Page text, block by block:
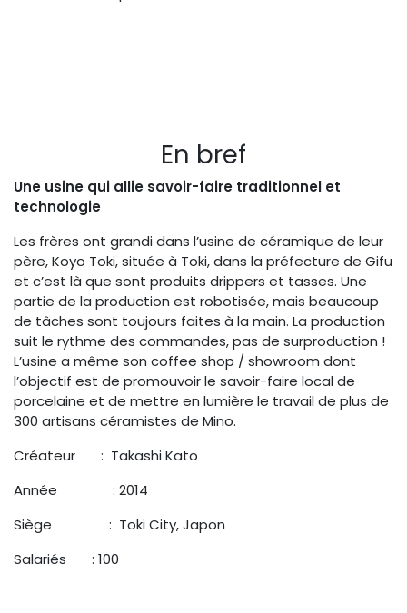
En bref
Une usine qui allie savoir-faire traditionnel et
technologie
Les frères ont grandi dans l’usine de céramique de leur
père, Koyo Toki, située à Toki, dans la préfecture de Gifu
et c’est là que sont produits drippers et tasses. Une
partie de la production est robotisée, mais beaucoup
de tâches sont toujours faites à la main. La production
suit le rythme des commandes, pas de surproduction !
L’usine a même son coffee shop / showroom dont
l’objectif est de promouvoir le savoir-faire local de
porcelaine et de mettre en lumière le travail de plus de
300 artisans céramistes de Mino.
Créateur : Takashi Kato
Année
​ : 2014
Siège
​ : Toki City, Japon
Salariés : 100